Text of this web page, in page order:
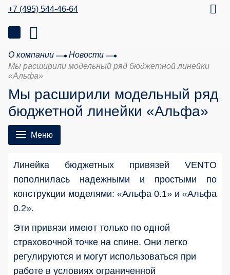
+7 (495) 544-46-64
О компании
Новости
Мы расширили модельный ряд бюджетной линейки
«Альфа»
Мы расширили модельный ряд
бюджетной линейки «Альфа»
Меню
Линейка бюджетных привязей VENTO
пополнилась надежными и простыми по
конструкции моделями: «Альфа 0.1» и «Альфа
0.2».
Эти привязи имеют только по одной
страховочной точке на спине. Они легко
регулируются и могут использоваться при
работе в условиях ограниченной